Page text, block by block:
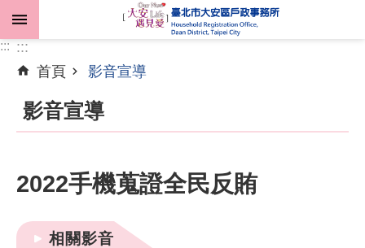
跳到主要內容區塊
進
搜
尋
關
::: :::
首頁
影音宣導
影音宣導
2022手機蒐證全民反賄
相關影音